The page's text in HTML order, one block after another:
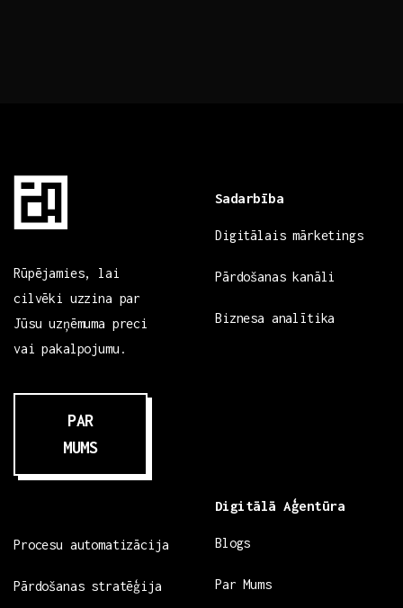
Rūpējamies, lai
cilvēki uzzina par
Jūsu uzņēmuma preci
vai pakalpojumu.
PAR
MUMS
Sadarbība
Digitālais mārketings
Pārdošanas kanāli
Biznesa analītika
Procesu automatizācija
Pārdošanas stratēģija
Digitālā Aģentūra
Blogs
Par Mums